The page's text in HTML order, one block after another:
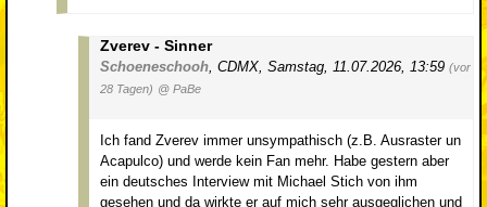
Zverev - Sinner
Schoeneschooh CDMX Samstag, 11.07.2026, 13:59 (vor
28 Tagen) @ PaBe
Ich fand Zverev immer unsympathisch (z.B. Ausraster un
Acapulco) und werde kein Fan mehr. Habe gestern aber
ein deutsches Interview mit Michael Stich von ihm
gesehen und da wirkte er auf mich sehr ausgeglichen und